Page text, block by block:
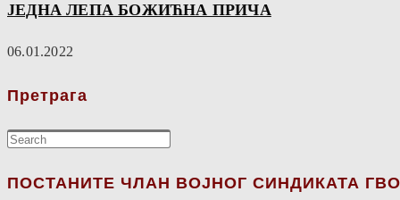
ЈЕДНА ЛЕПА БОЖИЋНА ПРИЧА
06.01.2022
Претрага
ПОСТАНИТЕ ЧЛАН ВОЈНОГ СИНДИКАТА